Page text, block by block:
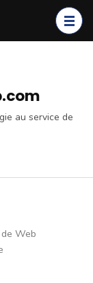
au service de
Web